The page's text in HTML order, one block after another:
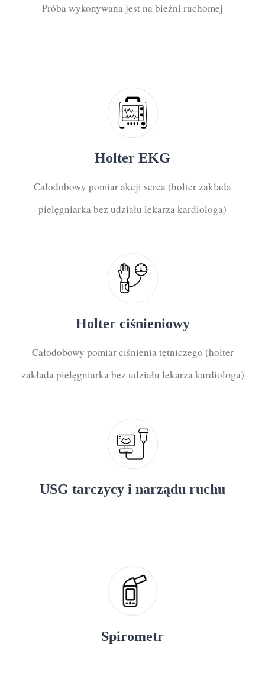
Próba wykonywana jest na bieżni ruchomej
Holter EKG
Całodobowy pomiar akcji serca (holter zakłada
pielęgniarka bez udziału lekarza kardiologa)
Holter ciśnieniowy
Całodobowy pomiar ciśnienia tętniczego (holter
zakłada pielęgniarka bez udziału lekarza kardiologa)
USG tarczycy i narządu ruchu
Spirometr